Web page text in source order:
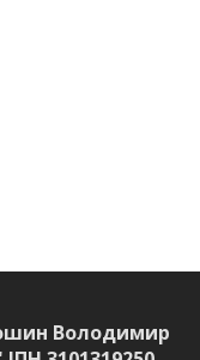
Володимир